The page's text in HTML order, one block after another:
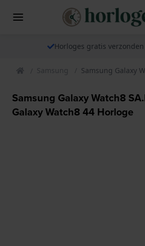
Horloges gratis
Samsung Samsung Galaxy
Samsung Galaxy Watch8
Galaxy Watch8 44 Horloge